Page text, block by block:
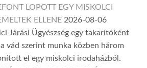
LOPOTT EGY MISKOLCI
ELLENE 2026-08-06
Járási Ügyészség egy takarítóként
vád szerint munka közben három
el egy miskolci irodaházból.